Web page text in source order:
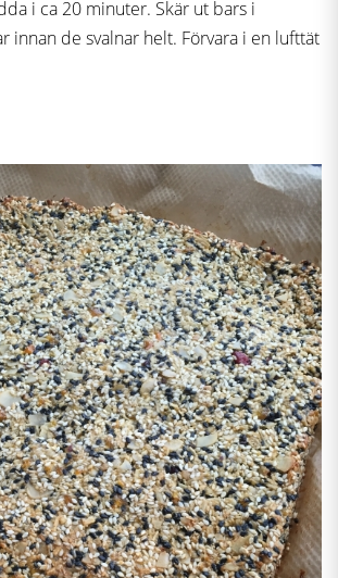
i ca 20 minuter. Skär ut bars i
innan de svalnar helt. Förvara i en lufttät